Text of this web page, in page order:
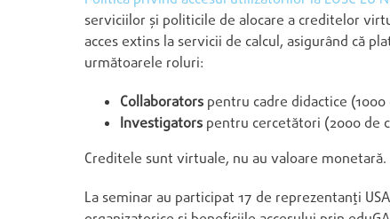
serviciilor și politicile de alocare a creditelor
acces extins la servicii de calcul, asigurând că
următoarele roluri:
Collaborators pentru cadre didactice
Investigators pentru cercetători (2000 de
Creditele sunt virtuale, nu au valoare
La seminar au participat 17 de reprezentanți